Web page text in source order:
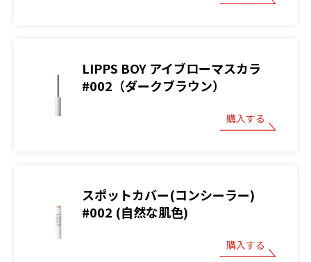
LIPPS BOY アイブローマスカラ
#002（ダークブラウン）
購入する
スポットカバー(コンシーラー)
#002 (自然な肌色)
購入する